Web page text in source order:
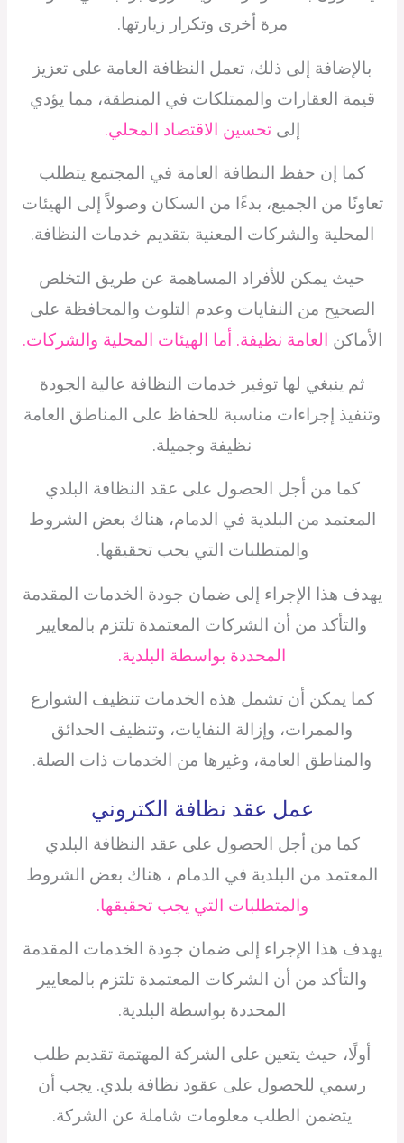
مرة أخرى وتكرار زيارتها.
بالإضافة إلى ذلك، تعمل النظافة العامة على تعزيز
قيمة العقارات والممتلكات في المنطقة، مما يؤدي
إلىتحسين الاقتصاد المحلي.
كما إن حفظ النظافة العامة في المجتمع يتطلب
تعاونًا من الجميع، بدءًا من السكان وصولاً إلى الهيئات
المحلية والشركات المعنية بتقديم خدمات النظافة.
حيث يمكن للأفراد المساهمة عن طريق التخلص
الصحيح من النفايات وعدم التلوث والمحافظة على
الأماكن العامة نظيفة. أما الهيئات المحلية والشركات.
ثم ينبغي لها توفير خدمات النظافة عالية الجودة
وتنفيذ إجراءات مناسبة للحفاظ على المناطق العامة
نظيفة وجميلة.
كما من أجل الحصول على عقد النظافة البلدي
المعتمد من البلدية في الدمام، هناك بعض الشروط
والمتطلبات التي يجب تحقيقها.
يهدف هذا الإجراء إلى ضمان جودة الخدمات المقدمة
والتأكد من أن الشركات المعتمدة تلتزم بالمعايير
المحددة بواسطة البلدية.
كما يمكن أن تشمل هذه الخدمات تنظيف الشوارع
والممرات، وإزالة النفايات، وتنظيف الحدائق
والمناطق العامة، وغيرها من الخدمات ذات الصلة.
عمل عقد نظافة الكتروني
كما من أجل الحصول على عقد النظافة البلدي
المعتمد من البلدية في الدمام ، هناك بعض الشروط
والمتطلبات التي يجب تحقيقها.
يهدف هذا الإجراء إلى ضمان جودة الخدمات المقدمة
والتأكد من أن الشركات المعتمدة تلتزم بالمعايير
المحددة بواسطة البلدية.
أولًا، حيث يتعين على الشركة المهتمة تقديم طلب
رسمي للحصول على عقود نظافة بلدي. يجب أن
يتضمن الطلب معلومات شاملة عن الشركة.